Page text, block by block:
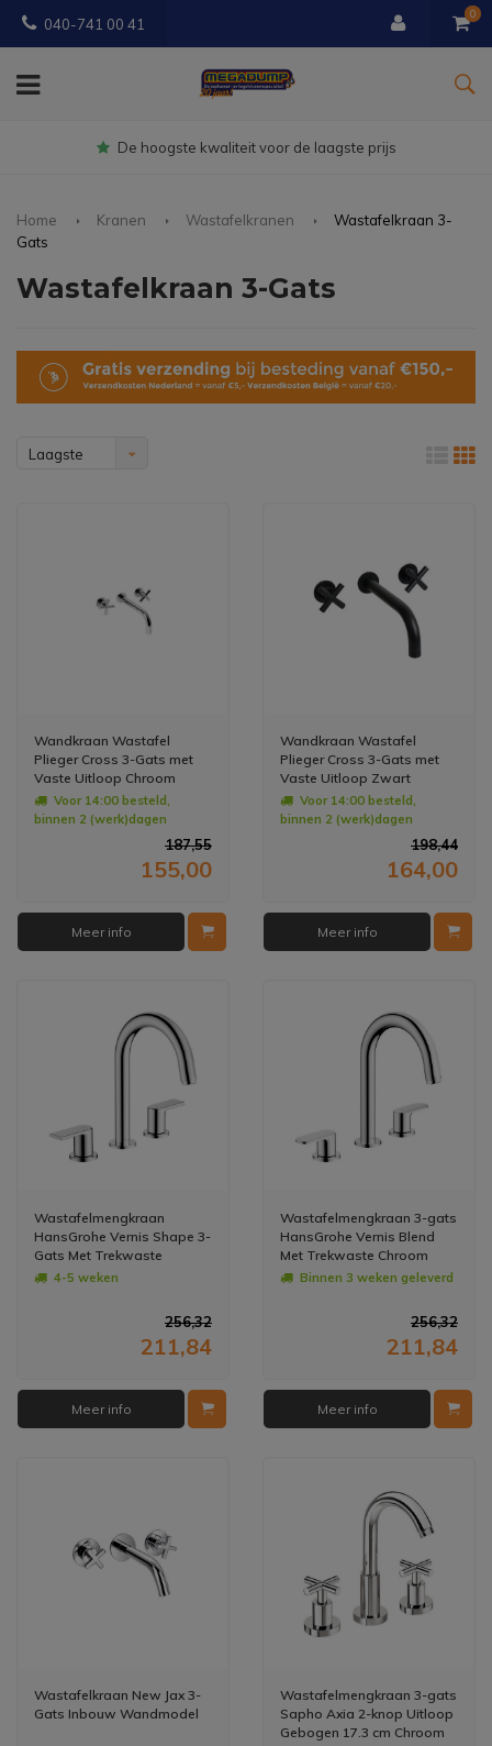
040-741 00 41
0
Gratisbezorgd vanaf € 150
Home Kranen Wastafelkranen
Wastafelkraan 3-
Gats
Wastafelkraan 3-Gats
Laagste
Wandkraan Wastafel
Plieger Cross 3-Gats met
Vaste Uitloop Chroom
Voor 14:00 besteld,
binnen 2 (werk)dagen
187,55
155,00
Meer info
Wandkraan Wastafel
Plieger Cross 3-Gats met
Vaste Uitloop Zwart
Voor 14:00 besteld,
binnen 2 (werk)dagen
198,44
164,00
Meer info
Wastafelmengkraan
HansGrohe Vernis Shape 3-
Gats Met Trekwaste
Chroom
4-5 weken
256,32
211,84
Meer info
Wastafelmengkraan 3-gats
HansGrohe Vernis Blend
Met Trekwaste Chroom
Binnen 3 weken geleverd
256,32
211,84
Meer info
Wastafelkraan New Jax 3-
Gats Inbouw Wandmodel
Wastafelmengkraan 3-gats
Sapho Axia 2-knop Uitloop
Gebogen 17.3 cm Chroom